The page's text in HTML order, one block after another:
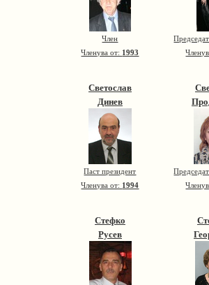
Член
Членува от: 1993
Светослав
Динев
Паст президент
Членува от: 1994
Стефко
Русев